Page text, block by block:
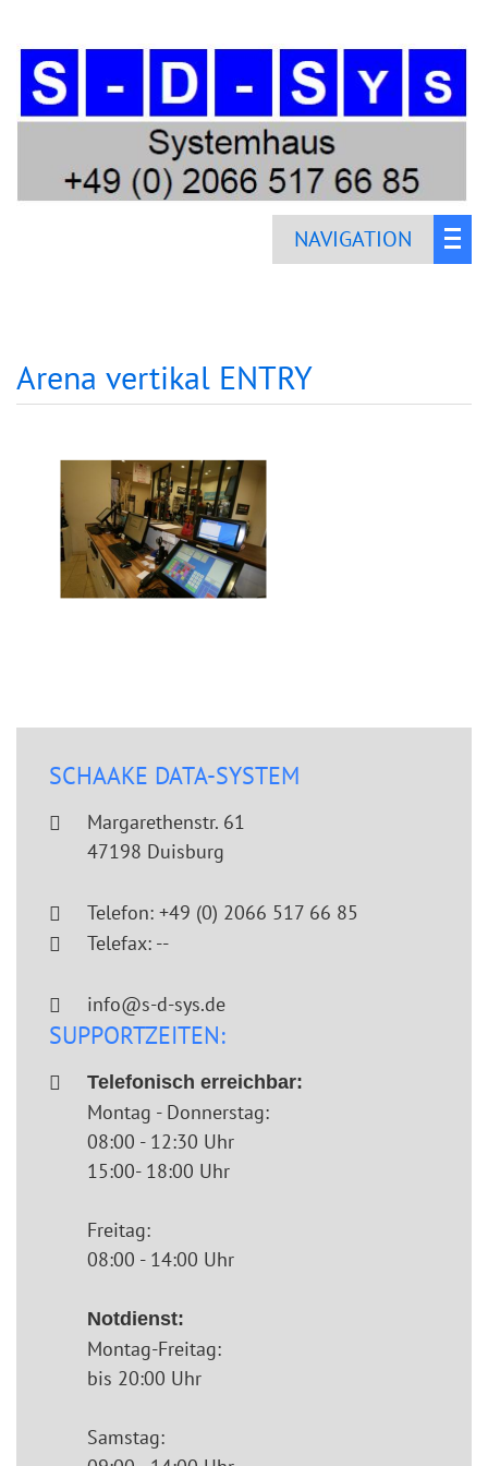
NAVIGATION
Arena vertikal ENTRY
SCHAAKE DATA-SYSTEM
Margarethenstr. 61
47198 Duisburg
Telefon: +49 (0) 2066 517 66 85
Telefax: --
info@s-d-sys.de
SUPPORTZEITEN:
Telefonisch erreichbar:
Montag - Donnerstag:
08:00 - 12:30 Uhr
15:00- 18:00 Uhr
Freitag:
08:00 - 14:00 Uhr
Notdienst:
Montag-Freitag:
bis 20:00 Uhr
Samstag: